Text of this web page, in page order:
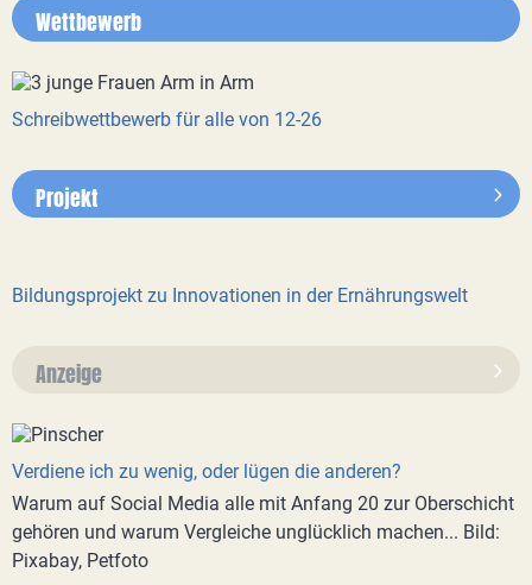
Wettbewerb
Schreibwettbewerb für alle von 12-26
Projekt
Bildungsprojekt zu Innovationen in der Ernährungswelt
Anzeige
Verdiene ich zu wenig, oder lügen die anderen?
Warum auf Social Media alle mit Anfang 20 zur Oberschicht
gehören und warum Vergleiche unglücklich machen... Bild:
Pixabay, Petfoto